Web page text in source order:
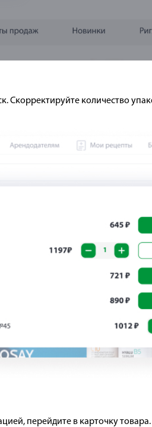
Скорректируйте количество
перейдите в карточку товара.